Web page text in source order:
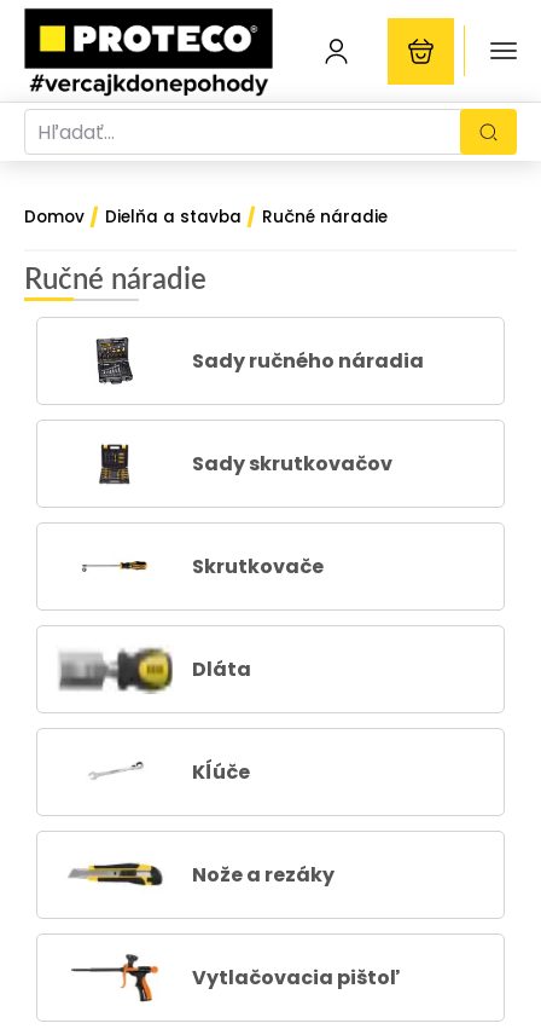
Domov / Dielňa a stavba / Ručné náradie
Ručné náradie
Sady ručného náradia
Sady skrutkovačov
Skrutkovače
Dláta
Kĺúče
Nože a rezáky
Vytlačovacia pištoľ